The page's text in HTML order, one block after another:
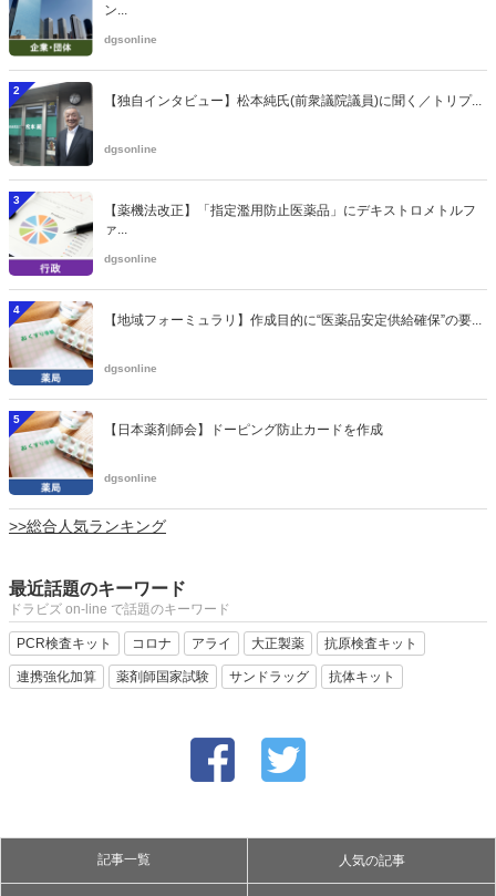
ン...
dgsonline
2
【独自インタビュー】松本純氏(前衆議院議員)に聞く／トリプ...
dgsonline
3
【薬機法改正】「指定濫用防止医薬品」にデキストロメトルフ
ァ...
dgsonline
4
【地域フォーミュラリ】作成目的に“医薬品安定供給確保”の要...
dgsonline
5
【日本薬剤師会】ドーピング防止カードを作成
dgsonline
>>総合人気ランキング
最近話題のキーワード
ドラビズ on-line で話題のキーワード
PCR検査キット コロナ アライ 大正製薬 抗原検査キット
連携強化加算 薬剤師国家試験 サンドラッグ 抗体キット
記事一覧 人気の記事